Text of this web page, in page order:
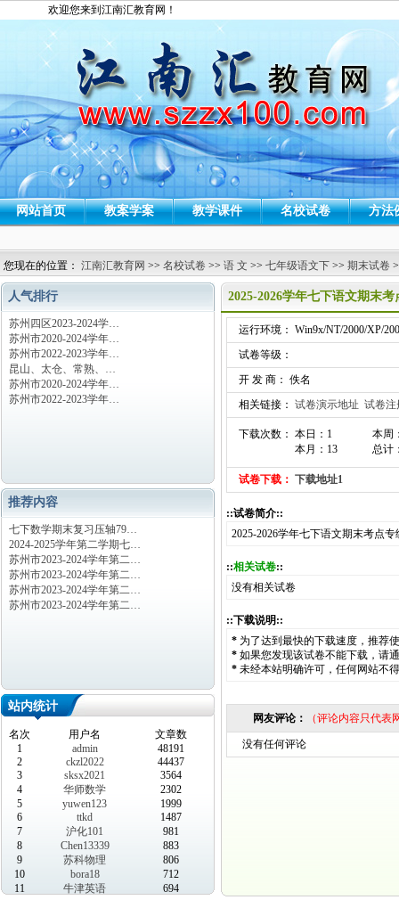
欢迎您来到江南汇教育网！
网站首页 教案学案 教学课件 名校试卷 方法
您现在的位置： 江南汇教育网 >> 名校试卷 >> 语 文 >> 七年级语文下 >> 期末试卷
人气排行
苏州四区2023-2024学…
苏州市2020-2024学年…
苏州市2022-2023学年…
昆山、太仓、常熟、…
苏州市2020-2024学年…
苏州市2022-2023学年…
推荐内容
七下数学期末复习压轴79…
2024-2025学年第二学期七…
苏州市2023-2024学年第二…
苏州市2023-2024学年第二…
苏州市2023-2024学年第二…
苏州市2023-2024学年第二…
站内统计
名次 用户名
文章数
1
admin
48191
2
ckzl2022
44437
3
sksx2021
3564
4
华师数学
2302
5
yuwen123
1999
6
ttkd
1487
7
沪化101
981
8
Chen13339
883
9
苏科物理
806
10
bora18
712
11
牛津英语
694
2025-2026学年七下语文期末
运行环境： Win9x/NT/2000/XP/
试卷等级：
开 发 商： 佚名
相关链接： 试卷演示地址 试卷注
下载次数： 本日：1
本月：13
本周
总计
试卷下载： 下载地址1
::试卷简介::
2025-2026学年七下语文期末考点
::相关试卷::
没有相关试卷
::下载说明::
* 为了达到最快的下载速度，推荐
* 如果您发现该试卷不能下载，请
* 未经本站明确许可，任何网站不
网友评论： （评论内容只代
没有任何评论